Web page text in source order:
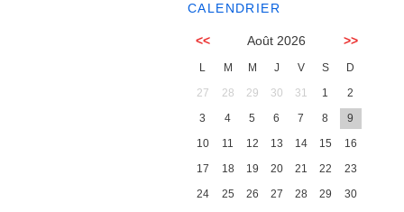
CALENDRIER
<< Août 2026 >>
L M M J V S
D
27
28 29 30 31 1
2
3
4 5 6 7 8
9
10
11 12 13 14 15
16
17
18 19 20 21 22
23
24
25 26 27 28 29
30